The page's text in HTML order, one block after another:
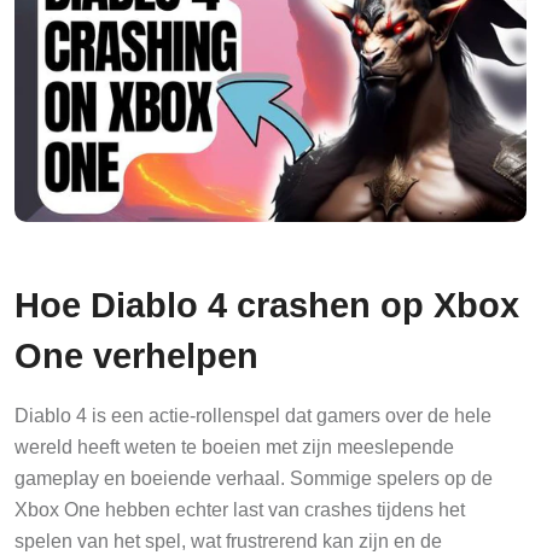
Hoe Diablo 4 crashen op Xbox
One verhelpen
Diablo 4 is een actie-rollenspel dat gamers over de hele
wereld heeft weten te boeien met zijn meeslepende
gameplay en boeiende verhaal. Sommige spelers op de
Xbox One hebben echter last van crashes tijdens het
spelen van het spel, wat frustrerend kan zijn en de